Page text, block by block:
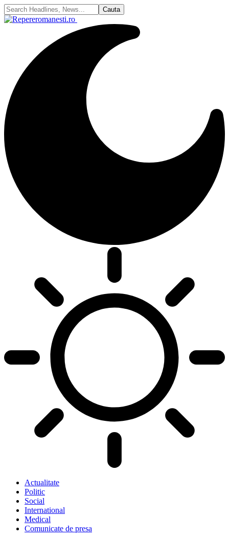
Actualitate
Politic
Social
International
Medical
Comunicate de presa